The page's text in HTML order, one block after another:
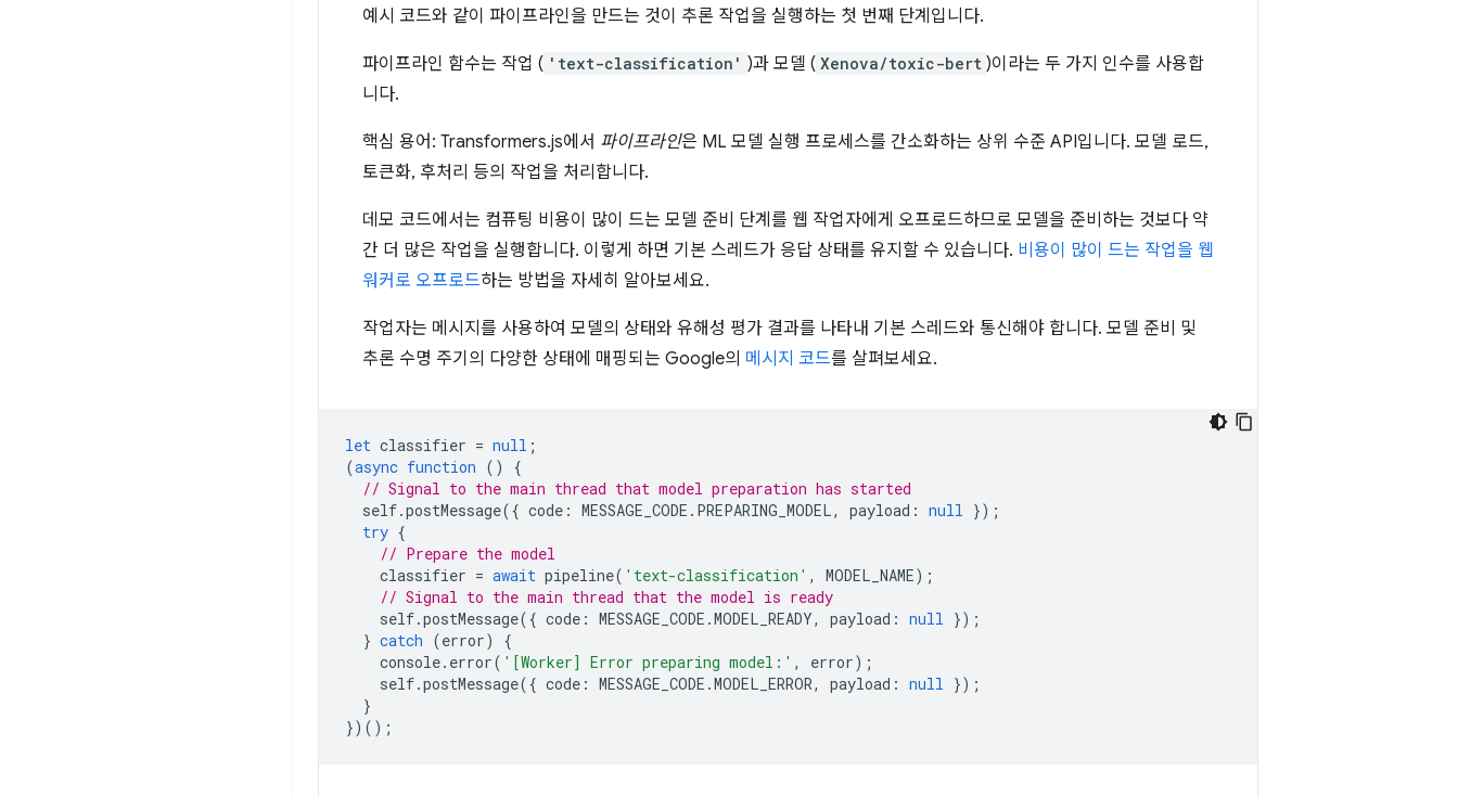
예시 코드와 같이 파이프라인을 만드는 것이 추론 작업을 실행하는 첫 번째 단계입니다.
파이프라인 함수는 작업 ( 'text-classification' )과 모델 ( Xenova/toxic-bert )이라는 두 가지 인수를 사용합
니다.
핵심 용어: Transformers.js에서 파이프라인은 ML 모델 실행 프로세스를 간소화하는 상위 수준 API입니다. 모델 로드,
토큰화, 후처리 등의 작업을 처리합니다.
데모 코드에서는 컴퓨팅 비용이 많이 드는 모델 준비 단계를 웹 작업자에게 오프로드하므로 모델을 준비하는 것보다 약
간 더 많은 작업을 실행합니다. 이렇게 하면 기본 스레드가 응답 상태를 유지할 수 있습니다. 비용이 많이 드는 작업을 웹
워커로 오프로드하는 방법을 자세히 알아보세요.
작업자는 메시지를 사용하여 모델의 상태와 유해성 평가 결과를 나타내 기본 스레드와 통신해야 합니다. 모델 준비 및
추론 수명 주기의 다양한 상태에 매핑되는 Google의 메시지 코드를 살펴보세요.
let classifier = null ;
(async function ()
{
// Signal to the main thread that model preparation has started
self.postMessage({ code : MESSAGE_CODE . PREPARING_MODEL, payload : null });
try {
// Prepare the model
classifier = await pipeline( 'text-classification' , MODEL_NAME);
// Signal to the main thread that the model is ready
self.postMessage({ code : MESSAGE_CODE .MODEL_READY, payload : null });
} catch (error)
{
console. error( '[Worker] Error preparing model:' , error);
self.postMessage({ code : MESSAGE_CODE .MODEL_ERROR, payload : null });
}
})();